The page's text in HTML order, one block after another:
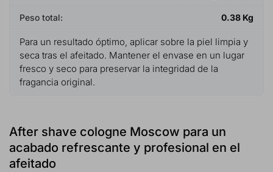
Peso total: 0.38 Kg
Para un resultado óptimo, aplicar sobre la piel limpia y
seca tras el afeitado. Mantener el envase en un lugar
fresco y seco para preservar la integridad de la
fragancia original.
After shave cologne Moscow para un
acabado refrescante y profesional en el
afeitado